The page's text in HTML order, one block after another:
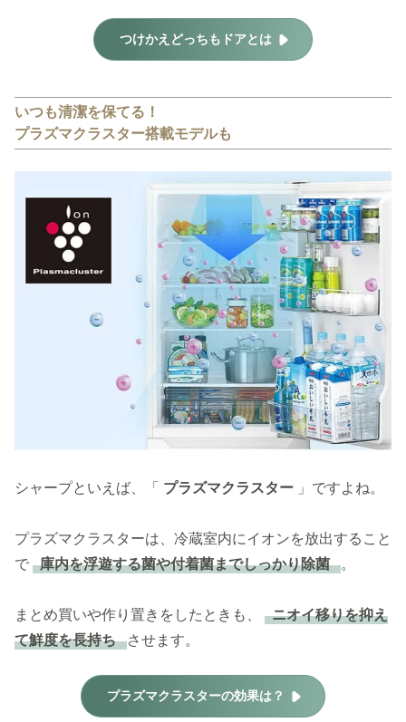
つけかえどっちもドアとは
いつも清潔を保てる！
プラズマクラスター搭載モデルも
シャープといえば、「 プラズマクラスター 」ですよね。
プラズマクラスターは、冷蔵室内にイオンを放出すること
で
庫内を浮遊する菌や付着菌までしっかり除菌 。
まとめ買いや作り置きをしたときも、
ニオイ移りを抑え
て鮮度を長持ち させます。
プラズマクラスターの効果は？